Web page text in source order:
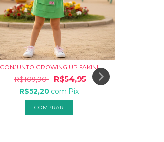
CONJUNTO GROWING UP FAKINI
R$109,90 R$54,95
R$52,20 com Pix
COMPRAR